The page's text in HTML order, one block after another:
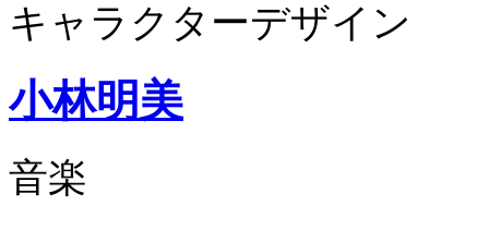
キャラクターデザイン
小林明美
音楽